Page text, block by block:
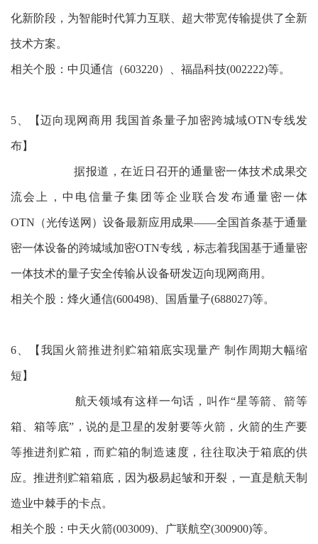
化新阶段，为智能时代算力互联、超大带宽传输提供了全新
技术方案。
相关个股：中贝通信（603220）、福晶科技(002222)等。
5、【迈向现网商用 我国首条量子加密跨城域OTN专线发
布】
据报道，在近日召开的通量密一体技术成果交
流会上，中电信量子集团等企业联合发布通量密一体
OTN（光传送网）设备最新应用成果——全国首条基于通量
密一体设备的跨城域加密OTN专线，标志着我国基于通量密
一体技术的量子安全传输从设备研发迈向现网商用。
相关个股：烽火通信(600498)、国盾量子(688027)等。
6、【我国火箭推进剂贮箱箱底实现量产 制作周期大幅缩
短】
航天领域有这样一句话，叫作“星等箭、箭等
箱、箱等底”，说的是卫星的发射要等火箭，火箭的生产要
等推进剂贮箱，而贮箱的制造速度，往往取决于箱底的供
应。推进剂贮箱箱底，因为极易起皱和开裂，一直是航天制
造业中棘手的卡点。
相关个股：中天火箭(003009)、广联航空(300900)等。